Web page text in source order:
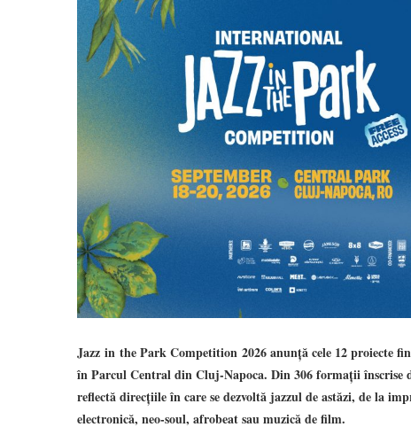
Jazz in the Park Competition 2026 anunță cele 12 proiecte
în Parcul Central din Cluj-Napoca. Din 306 formații
reflectă direcțiile în care se dezvoltă jazzul de astăzi, de la
electronică, neo-soul, afrobeat sau muzică de film.